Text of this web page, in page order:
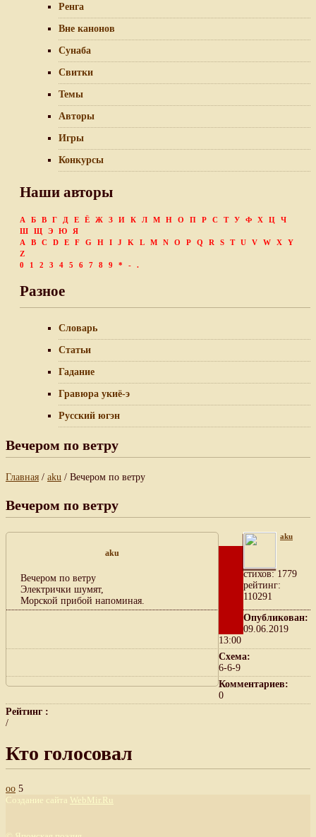
Ренга
Вне канонов
Сунаба
Свитки
Темы
Авторы
Игры
Конкурсы
Наши авторы
А Б В Г Д Е Ё Ж З И К Л М Н О П Р С Т У Ф Х Ц
Ч
Ш
Щ Э Ю
Я
A
B C D E F G H I J K L M N O P Q R S T U V W X
Y
Z
0
1 2 3 4 5 6 7 8 9 * - .
Разное
Словарь
Статьи
Гадание
Гравюра укиё-э
Русский югэн
Вечером по ветру
Главная / aku / Вечером по ветру
Вечером по ветру
aku
Вечером по ветру
Электрички шумят,
Морской прибой напоминая.
aku
cтихов: 1779
рейтинг:
110291
Опубликован:
09.06.2019
13:00
Схема:
6-6-9
Комментариев:
0
Рейтинг :
/
Кто голосовал
оо 5
Создание сайта WebMir.Ru